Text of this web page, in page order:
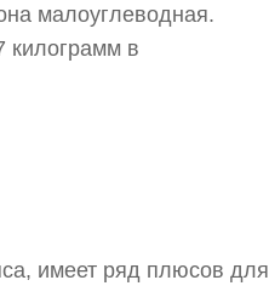
малоуглеводная.
килограмм в
имеет ряд плюсов для